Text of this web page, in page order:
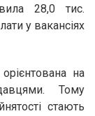
28,0 тис.
у вакансіях
на
Тому
стають